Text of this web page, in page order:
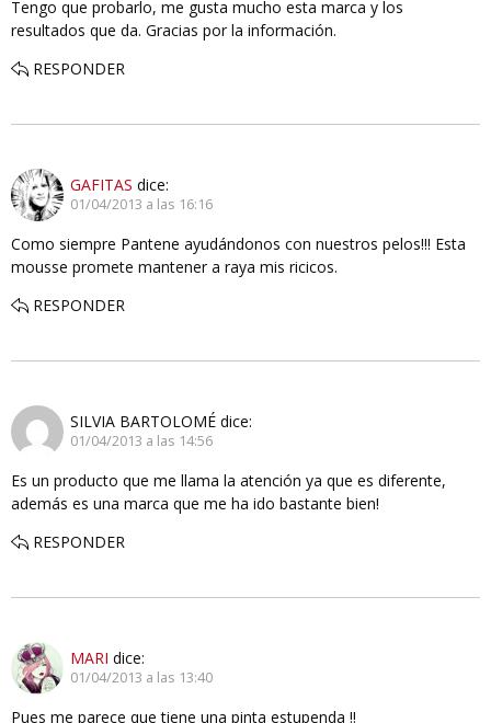
Tengo que probarlo, me gusta mucho esta marca y los
resultados que da. Gracias por la información.
RESPONDER
GAFITAS dice:
01/04/2013 a las 16:16
Como siempre Pantene ayudándonos con nuestros pelos!!! Esta
mousse promete mantener a raya mis ricicos.
RESPONDER
SILVIA BARTOLOMÉ dice:
01/04/2013 a las 14:56
Es un producto que me llama la atención ya que es diferente,
además es una marca que me ha ido bastante bien!
RESPONDER
MARI dice:
01/04/2013 a las 13:40
Pues me parece que tiene una pinta estupenda !!